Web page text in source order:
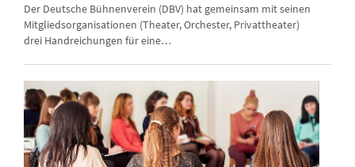
Der Deutsche Bühnenverein (DBV) hat gemeinsam mit seinen
Mitgliedsorganisationen (Theater, Orchester, Privattheater)
drei Handreichungen für eine…